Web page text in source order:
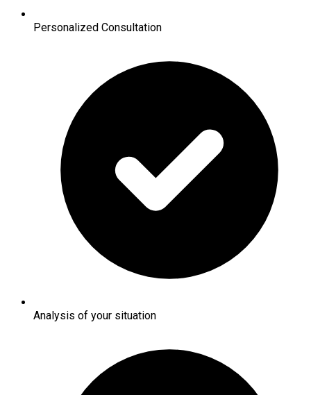
Personalized Consultation
Analysis of your situation